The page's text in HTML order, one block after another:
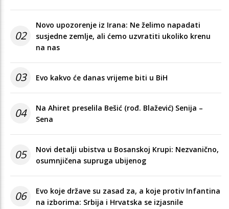
02
Novo upozorenje iz Irana: Ne želimo napadati
susjedne zemlje, ali ćemo uzvratiti ukoliko krenu
na nas
03 Evo kakvo će danas vrijeme biti u BiH
04
Na Ahiret preselila Bešić (rođ. Blažević) Senija –
Sena
05
Novi detalji ubistva u Bosanskoj Krupi: Nezvanično,
osumnjičena supruga ubijenog
06
Evo koje države su zasad za, a koje protiv Infantina
na izborima: Srbija i Hrvatska se izjasnile